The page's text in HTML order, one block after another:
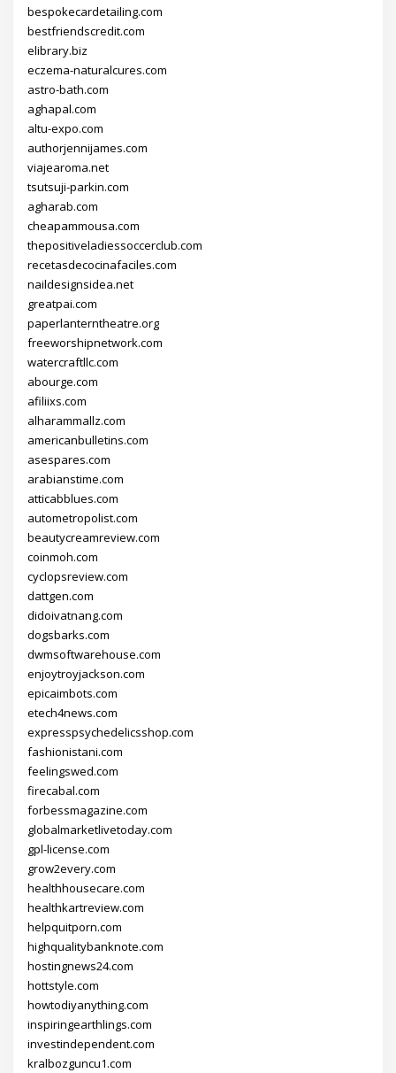
bespokecardetailing.com
bestfriendscredit.com
elibrary.biz
eczema-naturalcures.com
astro-bath.com
aghapal.com
altu-expo.com
authorjennijames.com
viajearoma.net
tsutsuji-parkin.com
agharab.com
cheapammousa.com
thepositiveladiessoccerclub.com
recetasdecocinafaciles.com
naildesignsidea.net
greatpai.com
paperlanterntheatre.org
freeworshipnetwork.com
watercraftllc.com
abourge.com
afiliixs.com
alharammallz.com
americanbulletins.com
asespares.com
arabianstime.com
atticabblues.com
autometropolist.com
beautycreamreview.com
coinmoh.com
cyclopsreview.com
dattgen.com
didoivatnang.com
dogsbarks.com
dwmsoftwarehouse.com
enjoytroyjackson.com
epicaimbots.com
etech4news.com
expresspsychedelicsshop.com
fashionistani.com
feelingswed.com
firecabal.com
forbessmagazine.com
globalmarketlivetoday.com
gpl-license.com
grow2every.com
healthhousecare.com
healthkartreview.com
helpquitporn.com
highqualitybanknote.com
hostingnews24.com
hottstyle.com
howtodiyanything.com
inspiringearthlings.com
investindependent.com
kralbozguncu1.com